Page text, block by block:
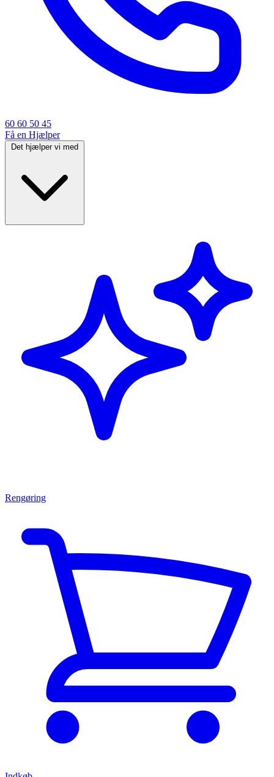
60 60 50 45
Få en Hjælper
Det hjælper vi med
Rengøring